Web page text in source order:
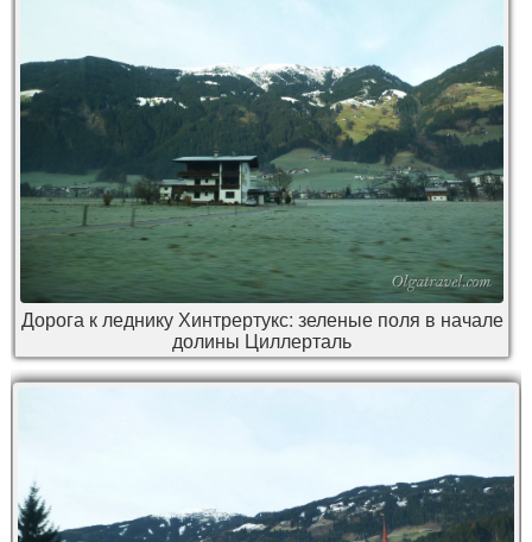
Дорога к леднику Хинтрертукс: зеленые поля в начале
долины Циллерталь